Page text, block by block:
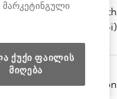
dohc, chain drive (with
vvt-ie and vvt-i)
Fuel injection
მარკეტინგული
ქუქი ფაილის
მიღება